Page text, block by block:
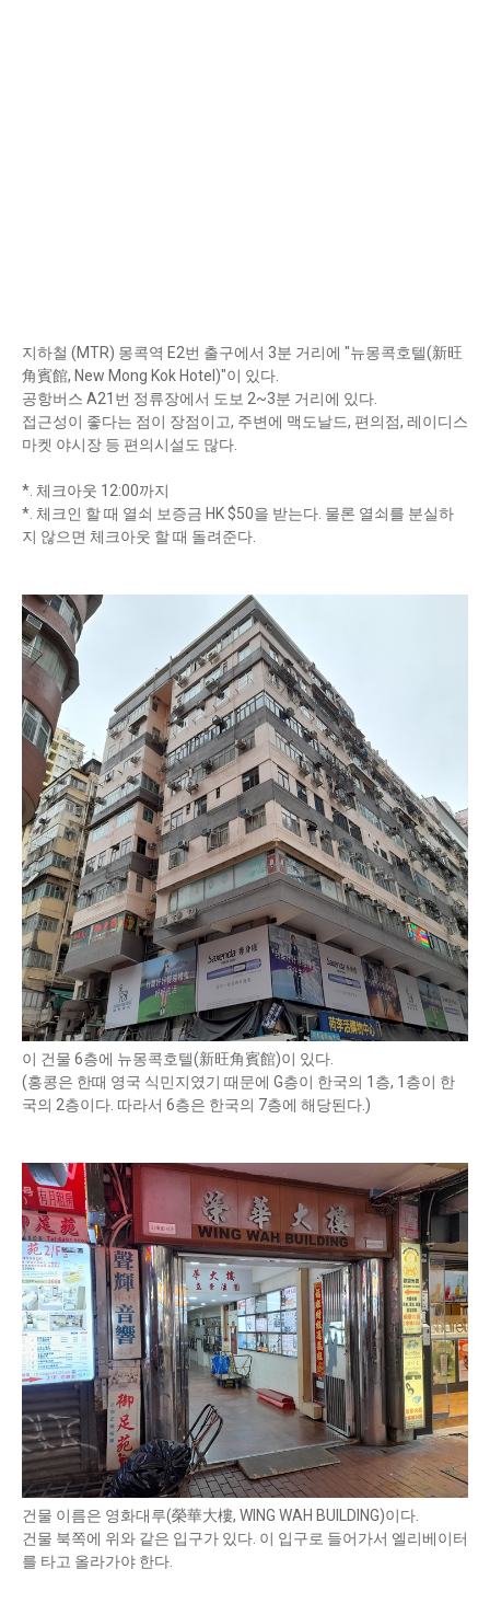
지하철 (MTR) 몽콕역 E2번 출구에서 3분 거리에 "뉴몽콕호텔(新旺
角賓館, New Mong Kok Hotel)"이 있다.
공항버스 A21번 정류장에서 도보 2~3분 거리에 있다.
접근성이 좋다는 점이 장점이고, 주변에 맥도날드, 편의점, 레이디스
마켓 야시장 등 편의시설도 많다.
*. 체크아웃 12:00까지
*. 체크인 할 때 열쇠 보증금 HK $50을 받는다. 물론 열쇠를 분실하
지 않으면 체크아웃 할 때 돌려준다.
이 건물 6층에 뉴몽콕호텔(新旺角賓館)이 있다.
(홍콩은 한때 영국 식민지였기 때문에 G층이 한국의 1층, 1층이 한
국의 2층이다. 따라서 6층은 한국의 7층에 해당된다.)
건물 이름은 영화대루(榮華大樓, WING WAH BUILDING)이다.
건물 북쪽에 위와 같은 입구가 있다. 이 입구로 들어가서 엘리베이터
를 타고 올라가야 한다.